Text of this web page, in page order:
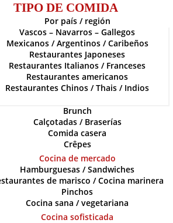
TIPO DE COMIDA
Por país / región
Vascos – Navarros – Gallegos
Mexicanos / Argentinos / Caribeños
Restaurantes Japoneses
Restaurantes Italianos / Franceses
Restaurantes americanos
Restaurantes Chinos / Thais / Indios
Brunch
Calçotadas / Braserías
Comida casera
Crêpes
Cocina de mercado
Hamburguesas / Sandwiches
de marisco / Cocina marinera
Pinchos
Cocina sana / vegetariana
Cocina sofisticada